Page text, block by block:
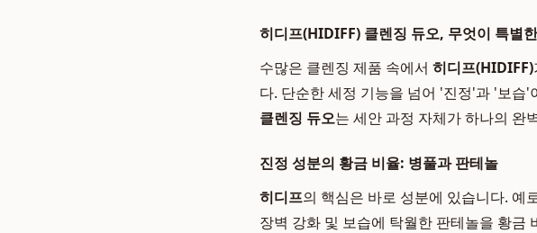
히디프(HIDIFF) 클렌징 듀오, 무엇이 특별
수많은 클렌징 제품 속에서 히디프(HIDIFF)
다. 단순한 세정 기능을 넘어 '진정'과 '보습
클렌징 듀오는 세안 과정 자체가 하나의 완
진정 성분의 황금 비율: 병풀과 판테놀
히디프의 핵심은 바로 성분에 있습니다. 예
장벽 강화 및 보습에 탁월한 판테놀을 황금